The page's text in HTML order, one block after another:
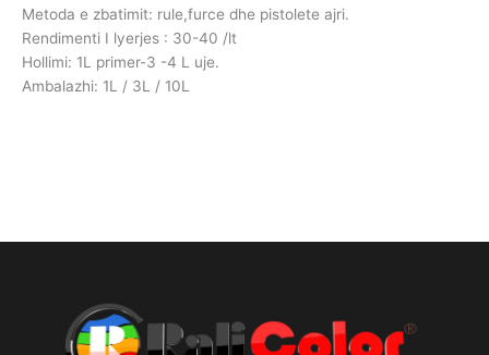
Metoda e zbatimit: rule,furce dhe pistolete ajri.
Rendimenti I lyerjes : 30-40 /lt
Hollimi: 1L primer-3 -4 L uje.
Ambalazhi: 1L / 3L / 10L